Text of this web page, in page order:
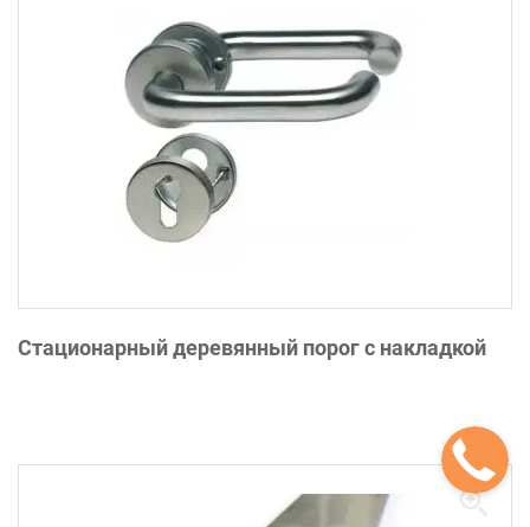
Стационарный деревянный порог с накладкой